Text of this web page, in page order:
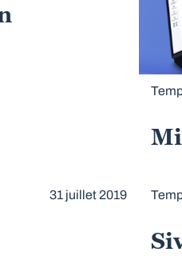
31 juillet 2019